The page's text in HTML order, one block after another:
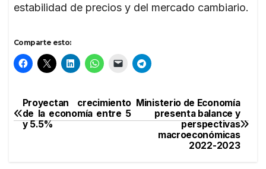
estabilidad de precios y del mercado cambiario.
Comparte esto:
Navegación
de
Ministerio de Economía
presenta balance y
perspectivas
macroeconómicas
2022-2023
Proyectan crecimiento
de la economía entre 5
y 5.5%